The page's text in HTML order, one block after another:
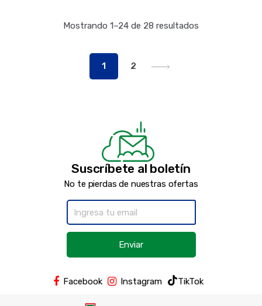
Mostrando 1–24 de 28 resultados
1 2
Suscríbete al boletín
No te pierdas de nuestras ofertas
Enviar
Facebook Instagram TikTok